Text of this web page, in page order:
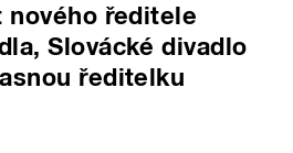
nového ředitele
Slovácké divadlo
ředitelku